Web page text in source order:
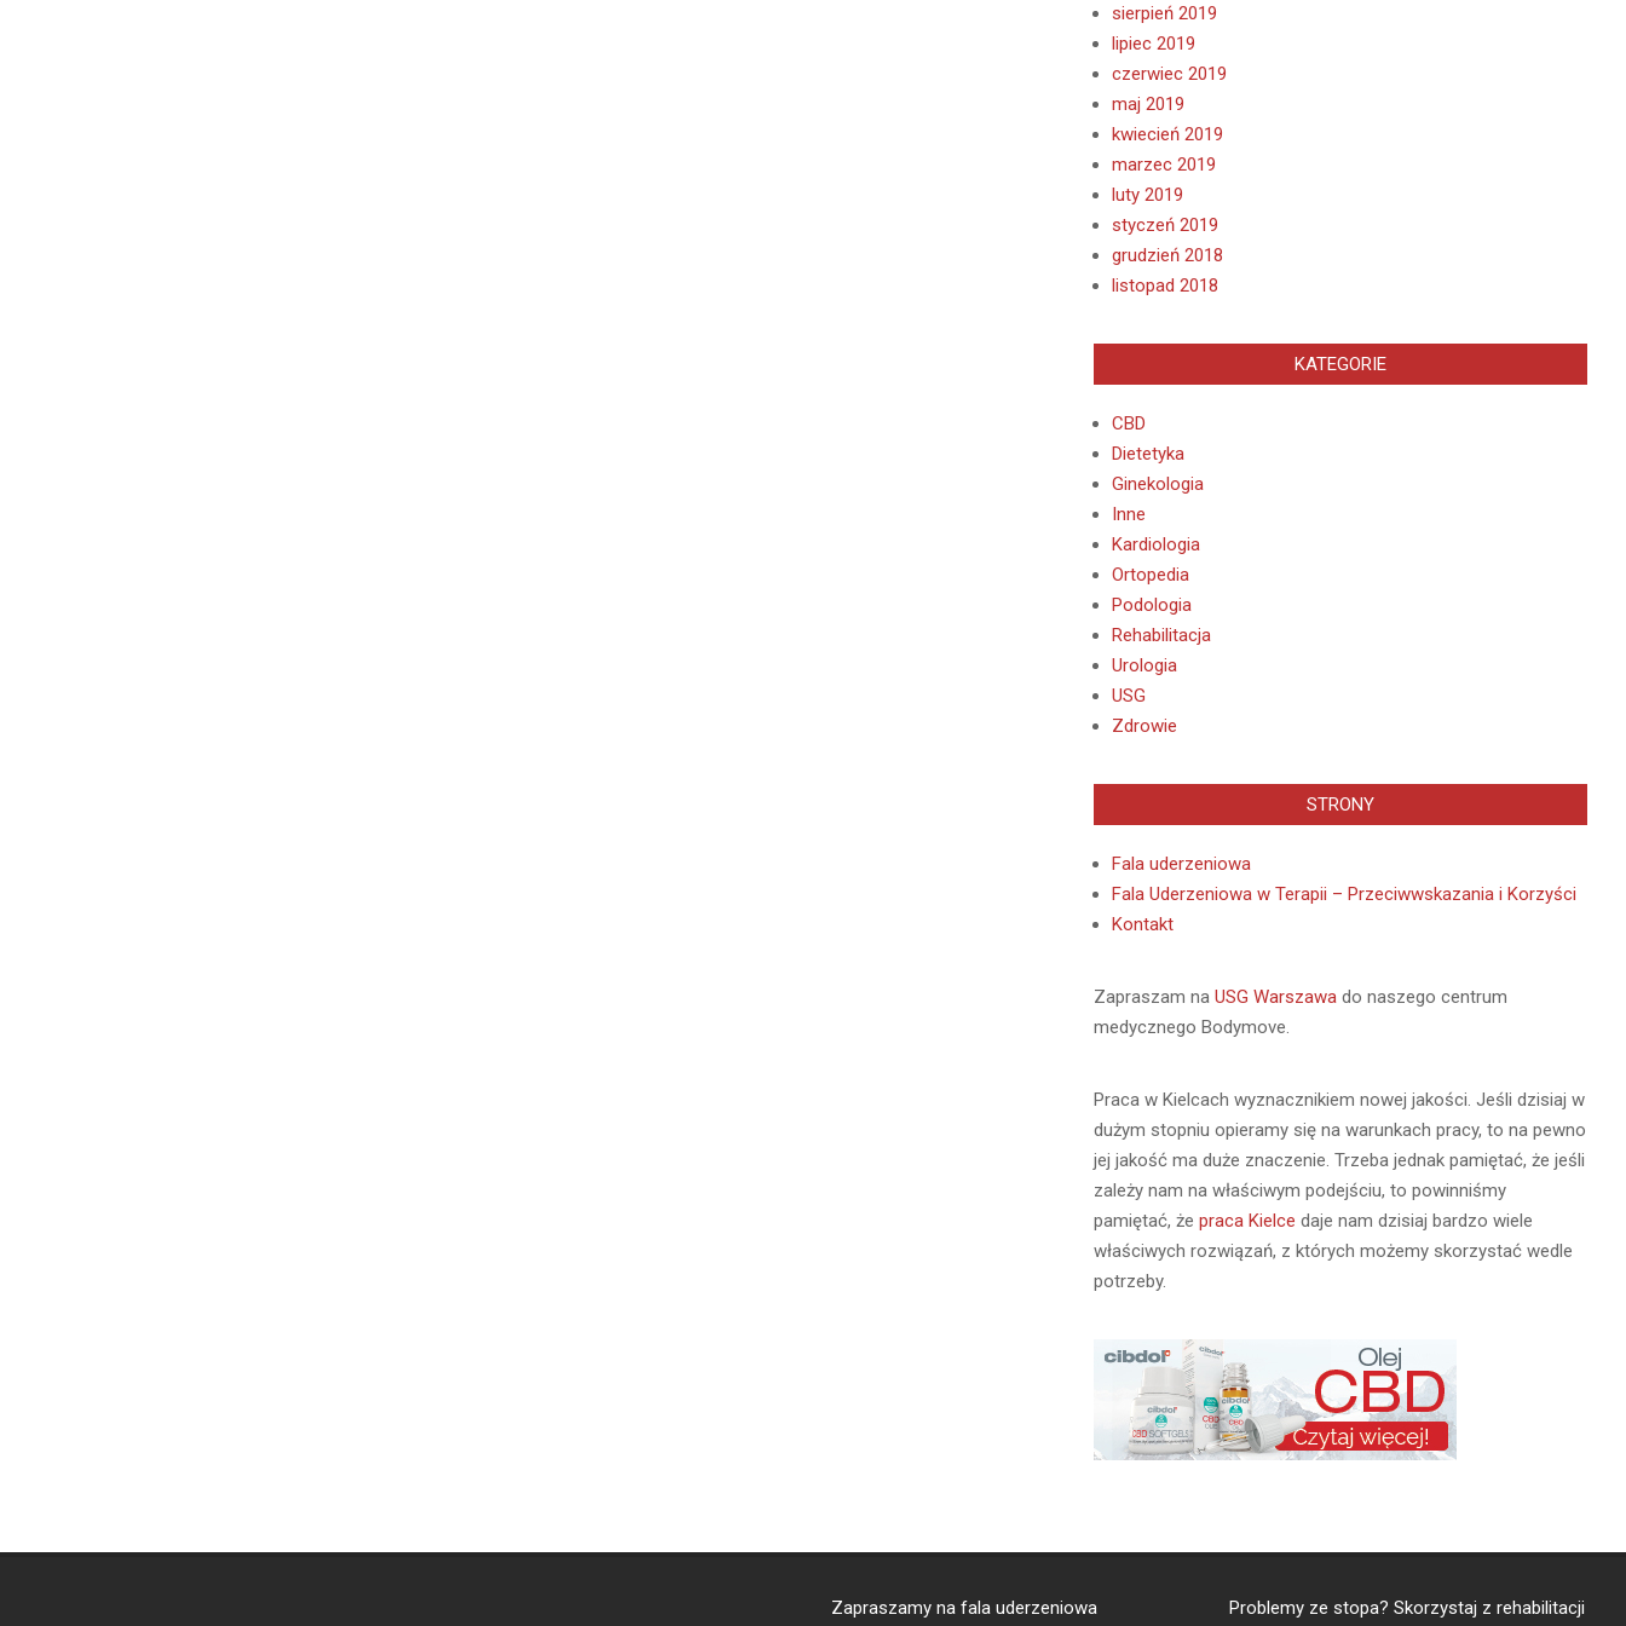
sierpień 2019
lipiec 2019
czerwiec 2019
maj 2019
kwiecień 2019
marzec 2019
luty 2019
styczeń 2019
grudzień 2018
listopad 2018
KATEGORIE
CBD
Dietetyka
Ginekologia
Inne
Kardiologia
Ortopedia
Podologia
Rehabilitacja
Urologia
USG
Zdrowie
STRONY
Fala uderzeniowa
Fala Uderzeniowa w Terapii – Przeciwwskazania i Korzyści
Kontakt
Zapraszam na USG Warszawa do naszego centrum
medycznego Bodymove.
Praca w Kielcach wyznacznikiem nowej jakości. Jeśli dzisiaj w
dużym stopniu opieramy się na warunkach pracy, to na pewno
jej jakość ma duże znaczenie. Trzeba jednak pamiętać, że jeśli
zależy nam na właściwym podejściu, to powinniśmy
pamiętać, że praca Kielce daje nam dzisiaj bardzo wiele
właściwych rozwiązań, z których możemy skorzystać wedle
potrzeby.
Zapraszamy na fala uderzeniowa Problemy ze stopa? Skorzystaj z rehabilitacji